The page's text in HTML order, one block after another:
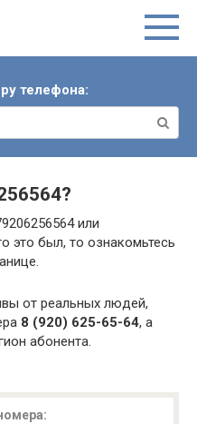
телефона:
?
или
это был, то ознакомьтесь
от реальных людей,
8 (920) 625-65-64, а
абонента.